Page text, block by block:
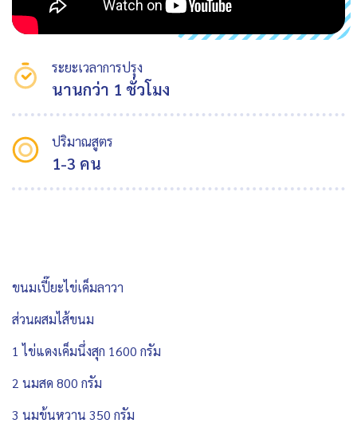
ระยะเวลาการปรุง
นานกว่า 1 ชั่วโมง
ปริมาณสูตร
1-3 คน
ขนมเปี๊ยะไข่เค็มลาวา
ส่วนผสมไส้ขนม
1 ไข่แดงเค็มนึ่งสุก 1600 กรัม
2 นมสด 800 กรัม
3 นมข้นหวาน 350 กรัม